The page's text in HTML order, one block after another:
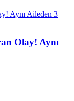
Olay! Aynı